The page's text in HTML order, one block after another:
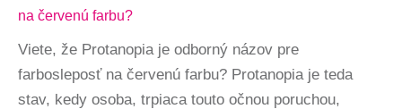
na červenú farbu?
Viete, že Protanopia je odborný názov pre
farbosleposť na červenú farbu? Protanopia je teda
stav, kedy osoba, trpiaca touto očnou poruchou,